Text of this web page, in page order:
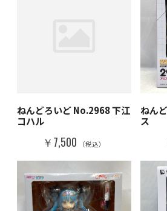
ねんどろいど No.2968 下江
コハル
￥7,500 （税込）
ねん
ス